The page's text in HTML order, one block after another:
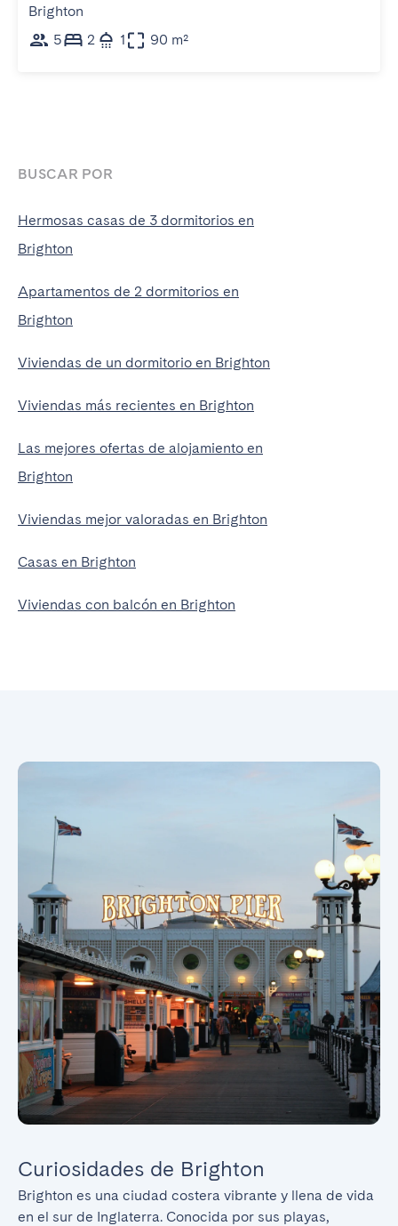
Brighton
5
2 1 90 m²
BUSCAR POR
Hermosas casas de 3 dormitorios en
Brighton
Apartamentos de 2 dormitorios en
Brighton
Viviendas de un dormitorio en Brighton
Viviendas más recientes en Brighton
Las mejores ofertas de alojamiento en
Brighton
Viviendas mejor valoradas en Brighton
Casas en Brighton
Viviendas con balcón en Brighton
Curiosidades de Brighton
Brighton es una ciudad costera vibrante y llena de vida
en el sur de Inglaterra. Conocida por sus playas,